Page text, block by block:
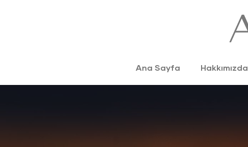
Ana Sayfa Hakkımızda